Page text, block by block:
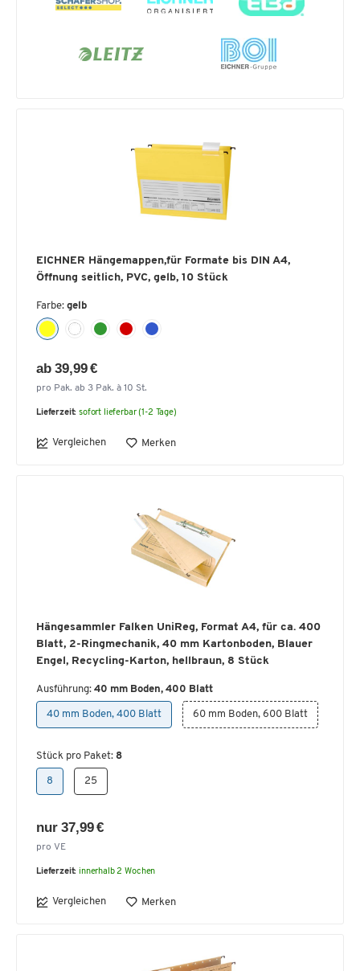
EICHNER Hängemappen,für Formate bis DIN A4,
Öffnung seitlich, PVC, gelb, 10 Stück
Farbe: gelb
ab 39,99 €
pro Pak. ab 3 Pak. à 10 St.
Lieferzeit: sofort lieferbar (1-2 Tage)
Vergleichen Merken
Hängesammler Falken UniReg, Format A4, für ca. 400
Blatt, 2-Ringmechanik, 40 mm Kartonboden, Blauer
Engel, Recycling-Karton, hellbraun, 8 Stück
Ausführung: 40 mm Boden, 400 Blatt
40 mm Boden, 400 Blatt 60 mm Boden, 600 Blatt
Stück pro Paket: 8
8 25
nur 37,99 €
pro VE
Lieferzeit: innerhalb 2 Wochen
Vergleichen Merken